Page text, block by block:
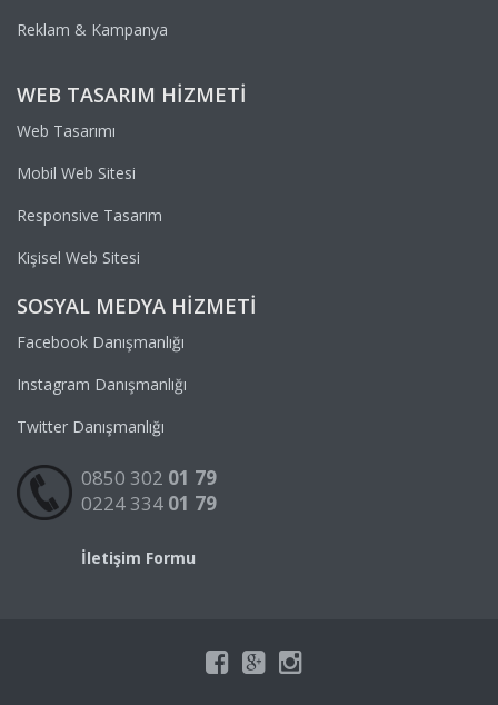
Reklam & Kampanya
WEB TASARIM HIZMETI
Web Tasarımı
Mobil Web Sitesi
Responsive Tasarım
Kişisel Web Sitesi
SOSYAL MEDYA HIZMETI
Facebook Danışmanlığı
Instagram Danışmanlığı
Twitter Danışmanlığı
0850 302 01 79
0224 334 01 79
İletişim Formu